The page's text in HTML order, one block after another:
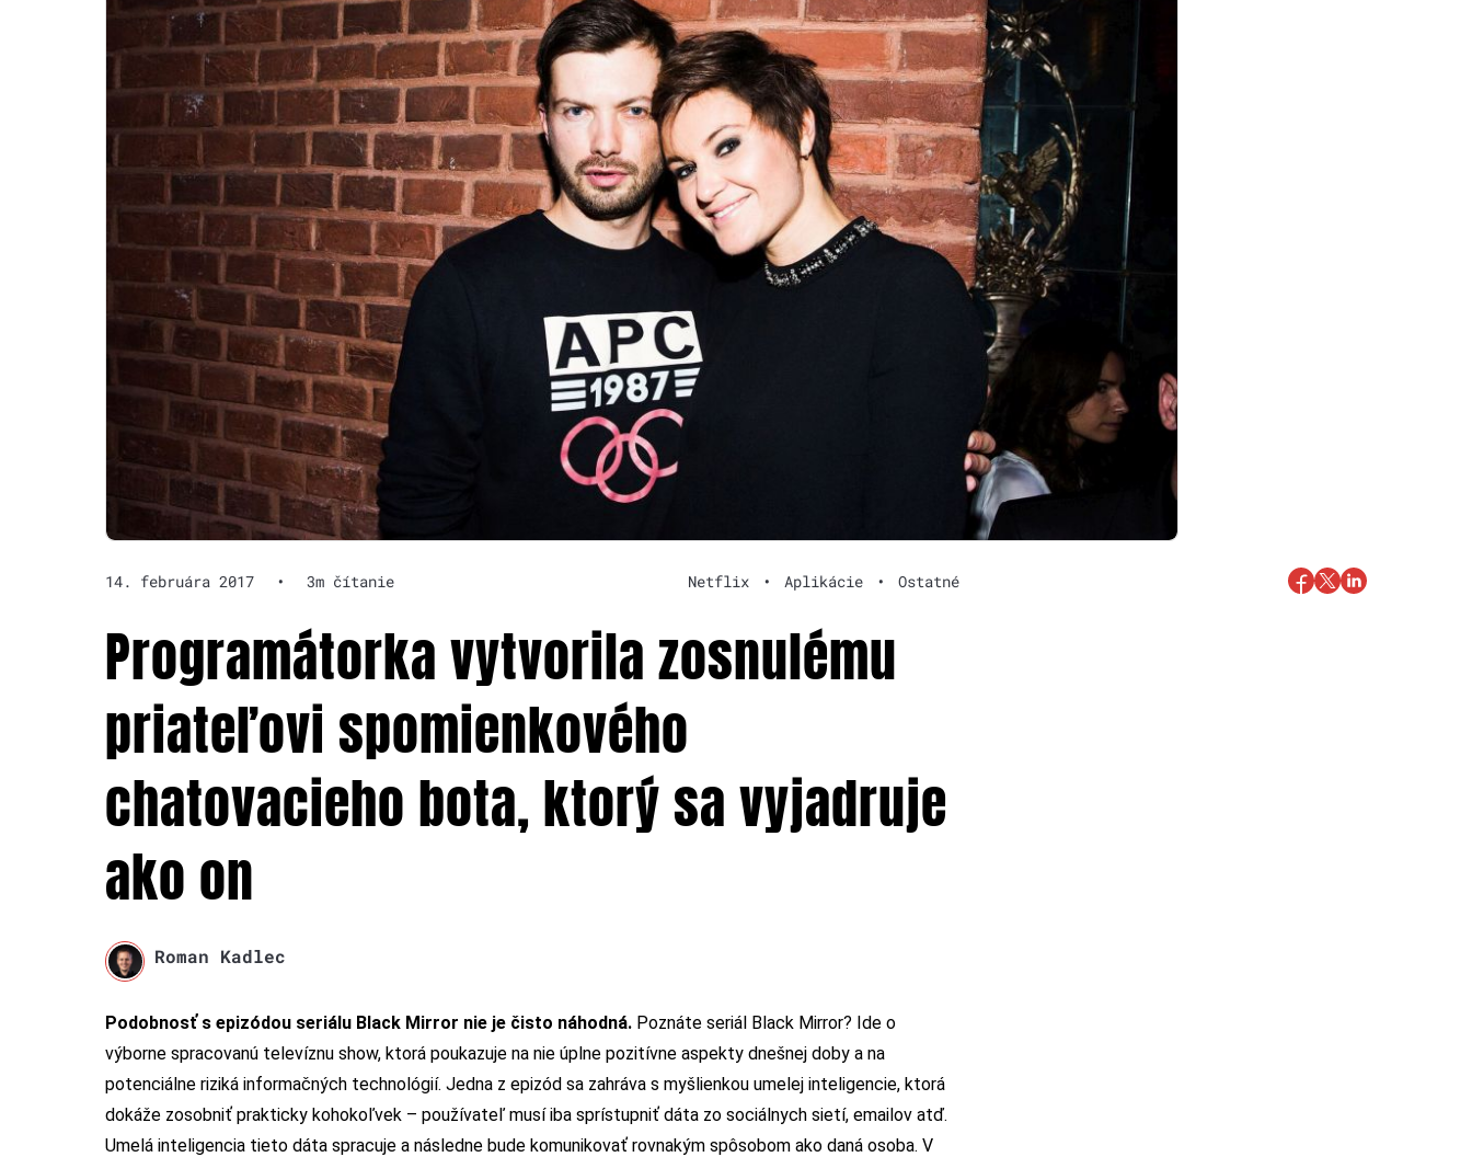
14. februára 2017 • 3m čítanie Netflix • Aplikácie • Ostatné
Programátorka vytvorila zosnulému
priateľovi spomienkového
chatovacieho bota, ktorý sa vyjadruje
ako on
Roman Kadlec
Podobnosť s epizódou seriálu Black Mirror nie je čisto náhodná. Poznáte seriál Black Mirror? Ide o
výborne spracovanú televíznu show, ktorá poukazuje na nie úplne pozitívne aspekty dnešnej doby a na
potenciálne riziká informačných technológií. Jedna z epizód sa zahráva s myšlienkou umelej inteligencie, ktorá
dokáže zosobniť prakticky kohokoľvek – používateľ musí iba sprístupniť dáta zo sociálnych sietí, emailov atď.
Umelá inteligencia tieto dáta spracuje a následne bude komunikovať rovnakým spôsobom ako daná osoba. V